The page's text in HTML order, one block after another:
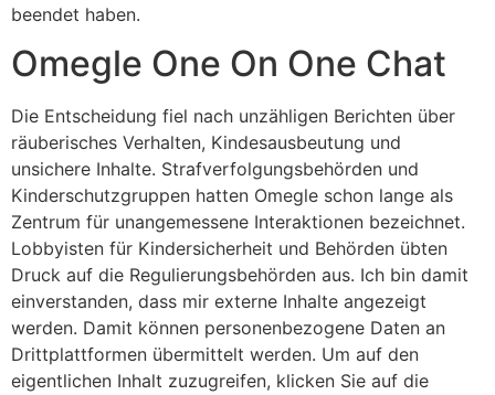
beendet haben.
Omegle One On One Chat
Die Entscheidung fiel nach unzähligen Berichten über
räuberisches Verhalten, Kindesausbeutung und
unsichere Inhalte. Strafverfolgungsbehörden und
Kinderschutzgruppen hatten Omegle schon lange als
Zentrum für unangemessene Interaktionen bezeichnet.
Lobbyisten für Kindersicherheit und Behörden übten
Druck auf die Regulierungsbehörden aus. Ich bin damit
einverstanden, dass mir externe Inhalte angezeigt
werden. Damit können personenbezogene Daten an
Drittplattformen übermittelt werden. Um auf den
eigentlichen Inhalt zuzugreifen, klicken Sie auf die